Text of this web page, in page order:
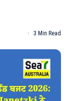
3 Min Read